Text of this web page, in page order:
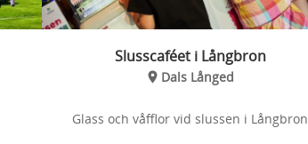
Slusscaféet i Långbron
Dals Långed
Glass och våfflor vid slussen i Långbron